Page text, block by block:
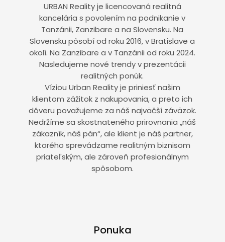
URBAN Reality je licencovaná realitná
kancelária s povolením na podnikanie v
Tanzánii, Zanzibare a na Slovensku. Na
Slovensku pôsobí od roku 2016, v Bratislave a
okolí. Na Zanzibare a v Tanzánii od roku 2024.
Nasledujeme nové trendy v prezentácii
realitných ponúk.
Víziou Urban Reality je priniesť našim
klientom zážitok z nakupovania, a preto ich
dôveru považujeme za náš najväčší záväzok.
Nedržíme sa skostnateného prirovnania „náš
zákazník, náš pán“, ale klient je náš partner,
ktorého sprevádzame realitným biznisom
priateľským, ale zároveň profesionálnym
spôsobom.
Ponuka